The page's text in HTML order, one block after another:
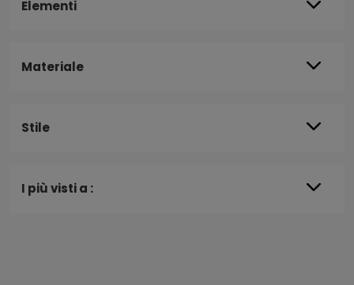
Elementi
Materiale
Stile
I più visti a :